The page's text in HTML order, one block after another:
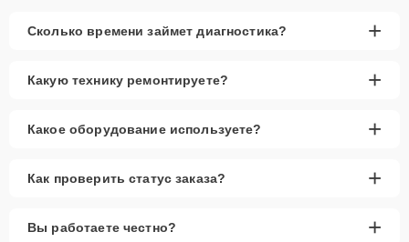
Сколько времени займет диагностика? +
Какую технику ремонтируете? +
Какое оборудование используете? +
Как проверить статус заказа? +
Вы работаете честно? +